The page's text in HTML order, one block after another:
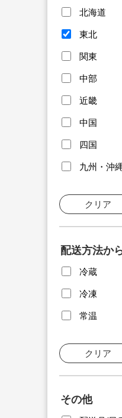
北海道
東北
関東
中部
近畿
中国
四国
九州・沖
クリア
配送方法か
冷蔵
冷凍
常温
クリア
その他